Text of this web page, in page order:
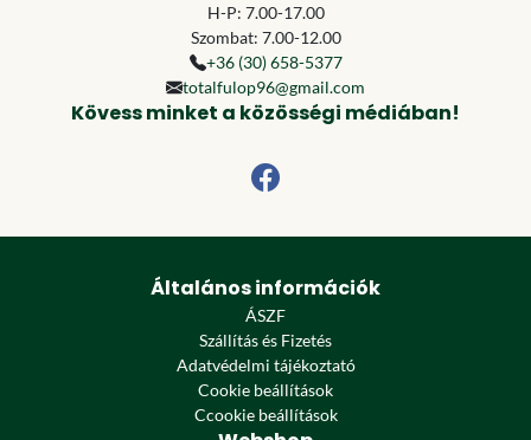
H-P: 7.00-17.00
Szombat: 7.00-12.00
+36 (30) 658-5377
totalfulop96@gmail.com
Kövess minket a közösségi médiában!
Általános információk
ÁSZF
Szállítás és Fizetés
Adatvédelmi tájékoztató
Cookie beállítások
Ccookie beállítások